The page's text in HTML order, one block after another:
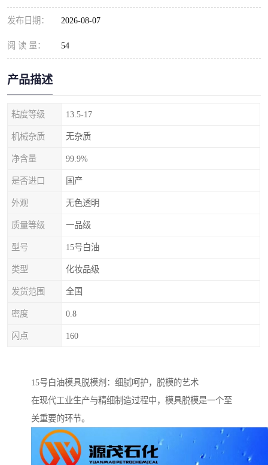
发布日期： 2026-08-07
阅 读 量： 54
产品描述
粘度等级 13.5-17
机械杂质 无杂质
净含量 99.9%
是否进口 国产
外观 无色透明
质量等级 一品级
型号 15号白油
类型 化妆品级
发货范围 全国
密度 0.8
闪点 160
15号白油模具脱模剂：细腻呵护，脱模的艺术
在现代工业生产与精细制造过程中，模具脱模是一个至
关重要的环节。